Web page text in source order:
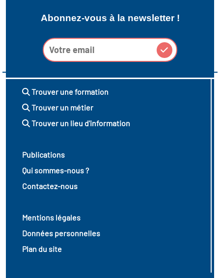
Abonnez-vous à la newsletter !
Trouver une formation
Trouver un métier
Trouver un lieu d'information
Publications
Qui sommes-nous ?
Contactez-nous
Mentions légales
Données personnelles
Plan du site